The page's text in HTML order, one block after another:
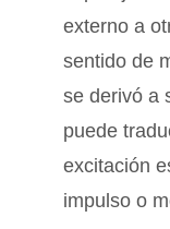
externo a
sentido de
se derivó a
puede
excitación
impulso o